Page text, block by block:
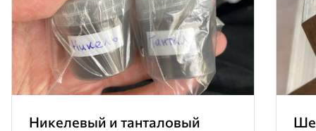
Никелевый и танталовый